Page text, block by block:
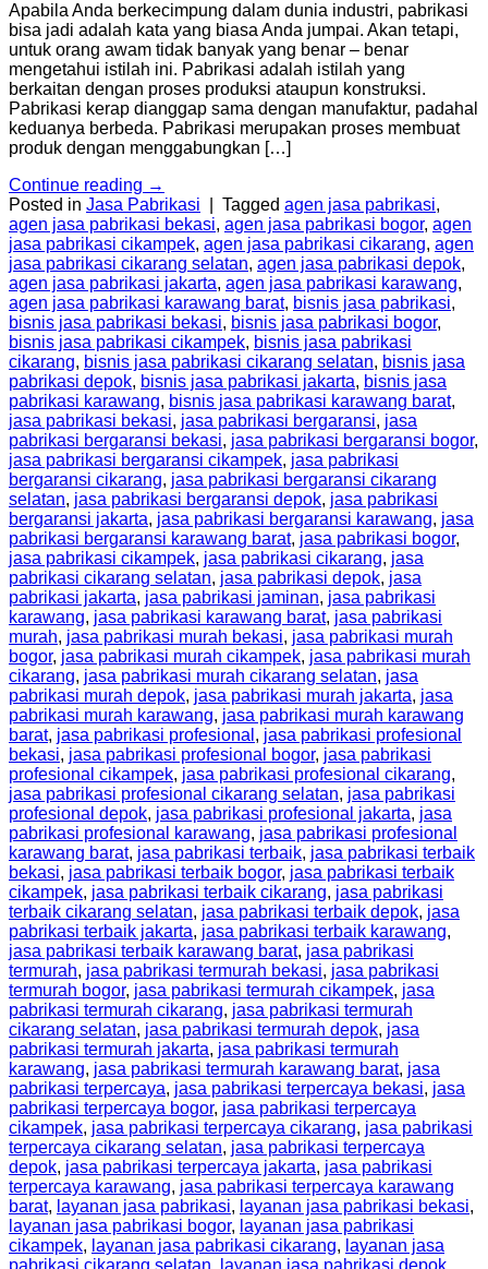
Apabila Anda berkecimpung dalam dunia industri, pabrikasi
bisa jadi adalah kata yang biasa Anda jumpai. Akan tetapi,
untuk orang awam tidak banyak yang benar – benar
mengetahui istilah ini. Pabrikasi adalah istilah yang
berkaitan dengan proses produksi ataupun konstruksi.
Pabrikasi kerap dianggap sama dengan manufaktur, padahal
keduanya berbeda. Pabrikasi merupakan proses membuat
produk dengan menggabungkan […]
Continue reading →
Posted in Jasa Pabrikasi Tagged agen jasa pabrikasi,
agen jasa pabrikasi bekasi, agen jasa pabrikasi bogor, agen
jasa pabrikasi cikampek, agen jasa pabrikasi cikarang, agen
jasa pabrikasi cikarang selatan, agen jasa pabrikasi depok,
agen jasa pabrikasi jakarta, agen jasa pabrikasi karawang,
agen jasa pabrikasi karawang barat, bisnis jasa pabrikasi,
bisnis jasa pabrikasi bekasi, bisnis jasa pabrikasi bogor,
bisnis jasa pabrikasi cikampek, bisnis jasa pabrikasi
cikarang, bisnis jasa pabrikasi cikarang selatan, bisnis jasa
pabrikasi depok, bisnis jasa pabrikasi jakarta, bisnis jasa
pabrikasi karawang, bisnis jasa pabrikasi karawang barat,
jasa pabrikasi bekasi, jasa pabrikasi bergaransi, jasa
pabrikasi bergaransi bekasi, jasa pabrikasi bergaransi bogor,
jasa pabrikasi bergaransi cikampek, jasa pabrikasi
bergaransi cikarang, jasa pabrikasi bergaransi cikarang
selatan, jasa pabrikasi bergaransi depok, jasa pabrikasi
bergaransi jakarta, jasa pabrikasi bergaransi karawang, jasa
pabrikasi bergaransi karawang barat, jasa pabrikasi bogor,
jasa pabrikasi cikampek, jasa pabrikasi cikarang, jasa
pabrikasi cikarang selatan, jasa pabrikasi depok, jasa
pabrikasi jakarta, jasa pabrikasi jaminan, jasa pabrikasi
karawang, jasa pabrikasi karawang barat, jasa pabrikasi
murah, jasa pabrikasi murah bekasi, jasa pabrikasi murah
bogor, jasa pabrikasi murah cikampek, jasa pabrikasi murah
cikarang, jasa pabrikasi murah cikarang selatan, jasa
pabrikasi murah depok, jasa pabrikasi murah jakarta, jasa
pabrikasi murah karawang, jasa pabrikasi murah karawang
barat, jasa pabrikasi profesional , jasa pabrikasi profesional
bekasi, jasa pabrikasi profesional bogor, jasa pabrikasi
profesional cikampek, jasa pabrikasi profesional cikarang,
jasa pabrikasi profesional cikarang selatan, jasa pabrikasi
profesional depok, jasa pabrikasi profesional jakarta, jasa
pabrikasi profesional karawang, jasa pabrikasi profesional
karawang barat, jasa pabrikasi terbaik, jasa pabrikasi terbaik
bekasi, jasa pabrikasi terbaik bogor, jasa pabrikasi terbaik
cikampek, jasa pabrikasi terbaik cikarang, jasa pabrikasi
terbaik cikarang selatan, jasa pabrikasi terbaik depok, jasa
pabrikasi terbaik jakarta, jasa pabrikasi terbaik karawang,
jasa pabrikasi terbaik karawang barat, jasa pabrikasi
termurah, jasa pabrikasi termurah bekasi, jasa pabrikasi
termurah bogor, jasa pabrikasi termurah cikampek, jasa
pabrikasi termurah cikarang, jasa pabrikasi termurah
cikarang selatan, jasa pabrikasi termurah depok, jasa
pabrikasi termurah jakarta, jasa pabrikasi termurah
karawang, jasa pabrikasi termurah karawang barat, jasa
pabrikasi terpercaya, jasa pabrikasi terpercaya bekasi, jasa
pabrikasi terpercaya bogor, jasa pabrikasi terpercaya
cikampek, jasa pabrikasi terpercaya cikarang, jasa pabrikasi
terpercaya cikarang selatan, jasa pabrikasi terpercaya
depok, jasa pabrikasi terpercaya jakarta, jasa pabrikasi
terpercaya karawang, jasa pabrikasi terpercaya karawang
barat, layanan jasa pabrikasi, layanan jasa pabrikasi bekasi,
layanan jasa pabrikasi bogor, layanan jasa pabrikasi
cikampek, layanan jasa pabrikasi cikarang, layanan jasa